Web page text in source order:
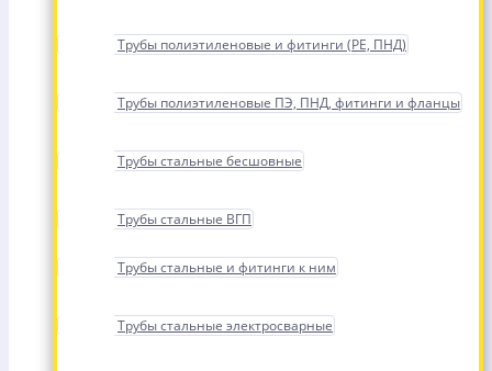
Трубы полиэтиленовые и фитинги (PE, ПНД)
Трубы полиэтиленовые ПЭ, ПНД, фитинги и фланцы
Трубы стальные бесшовные
Трубы стальные ВГП
Трубы стальные и фитинги к ним
Трубы стальные электросварные